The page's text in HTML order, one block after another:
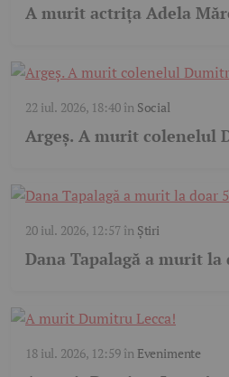
A murit actrița Adela
22 iul. 2026, 18:40în Social
Argeș. A murit colenelul
20 iul. 2026, 12:57în Știri
Dana Tapalagă a murit la
18 iul. 2026, 12:59în Evenimente